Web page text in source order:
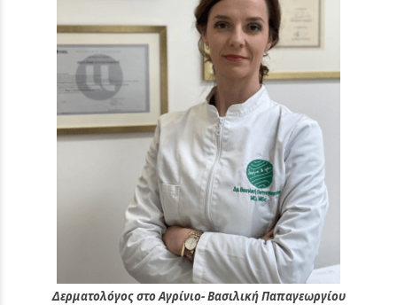
Δερματολόγος στο Αγρίνιο- Βασιλική Παπαγεωργίου